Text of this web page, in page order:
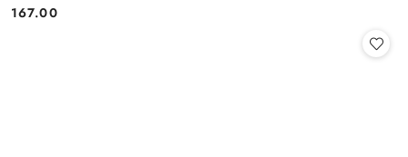
Cena:
167.00